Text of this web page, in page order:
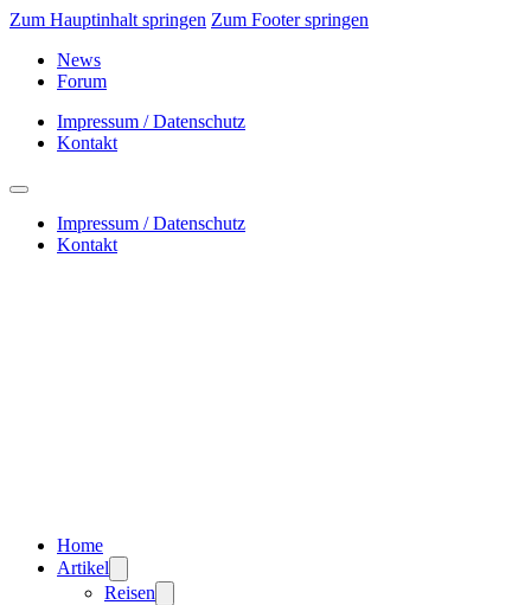
Zum Hauptinhalt springen Zum Footer springen
News
Forum
Impressum / Datenschutz
Kontakt
Impressum / Datenschutz
Kontakt
Home
Artikel
Reisen